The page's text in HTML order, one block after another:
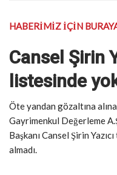
HABERİMİZ İÇİN
Cansel Şirin
listesinde
Öte yandan gözaltına
Gayrimenkul Değerleme
Başkanı Cansel Şirin
almadı.